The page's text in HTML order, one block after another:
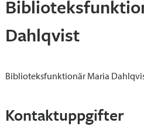
Dahlqvist
Biblioteksfunktionär Maria
Kontaktuppgifter